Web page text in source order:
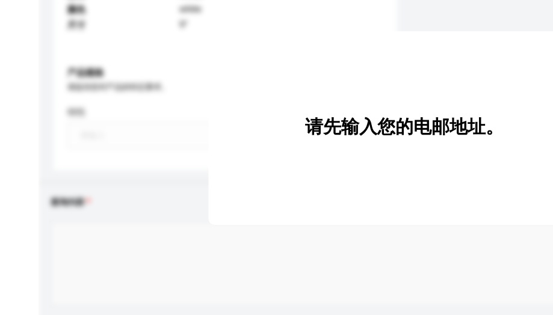
颜色
white
产品规格
新增/删除选项
查询内容
请先输入您的电邮地址。